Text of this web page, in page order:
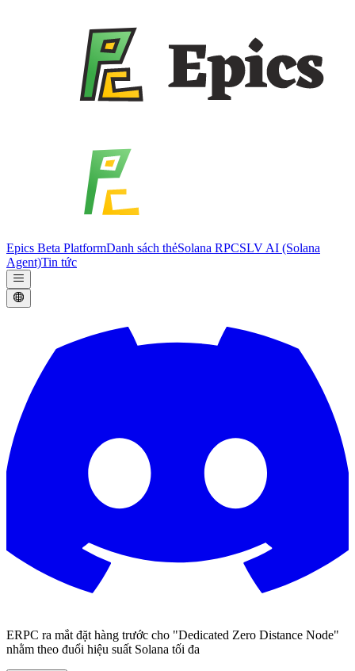
Epics Beta PlatformDanh sách thẻSolana RPCSLV AI (Solana
Agent)Tin tức
ERPC ra mắt đặt hàng trước cho "Dedicated Zero Distance Node"
nhằm theo đuổi hiệu suất Solana tối đa